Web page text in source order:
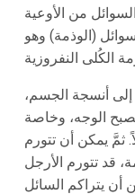
من الأوعية
(الوذمة) وهو
إلى أنسجة الجسم،
يصبح الوجه، وخاصة
ثمَّ يمكن أن تتورم
قد تتورم الأرجل
أن يتراكم السائل